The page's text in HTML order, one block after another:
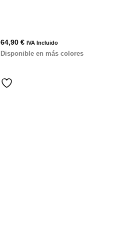
64,90 € IVA Incluido
Disponible en más colores